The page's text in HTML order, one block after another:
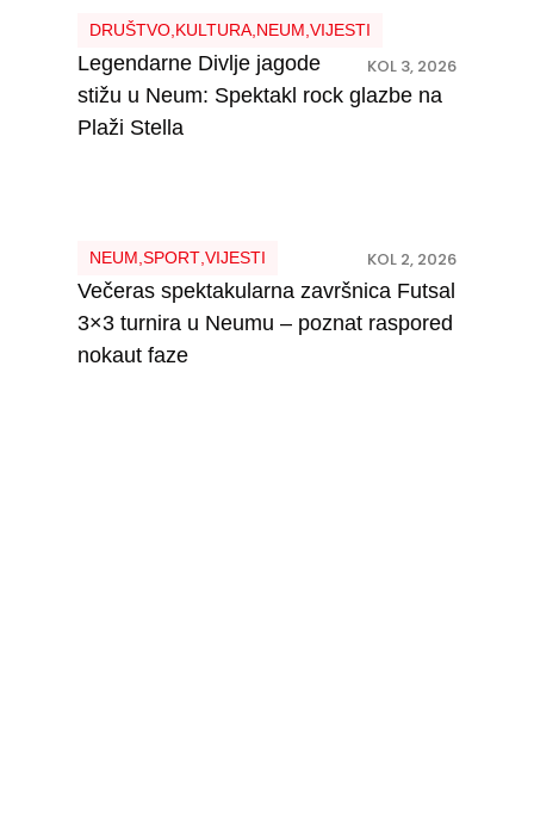
DRUŠTVO, KULTURA, NEUM VIJESTI
KOL 3, 2026
Legendarne Divlje jagode
stižu u Neum: Spektakl rock glazbe na
Plaži Stella
NEUM SPORT, VIJESTI KOL 2, 2026
Večeras spektakularna završnica Futsal
3×3 turnira u Neumu – poznat raspored
nokaut faze